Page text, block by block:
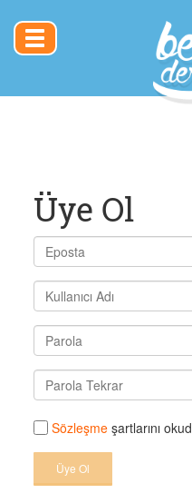
Toggle
navigation
Üye Ol
Sözleşme şartlarını
Üye Ol